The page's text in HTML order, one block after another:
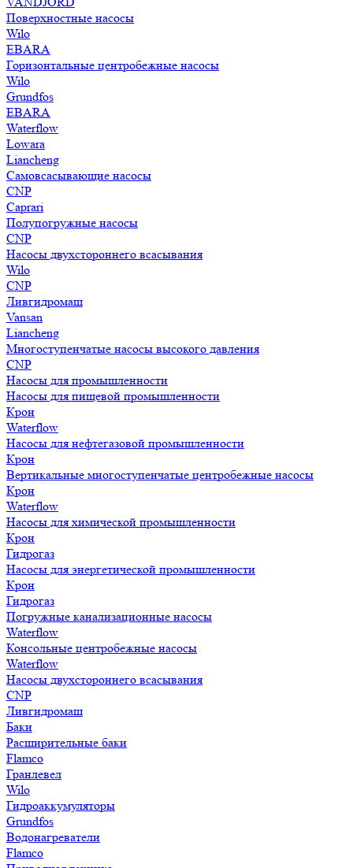
Поверхностные насосы
Wilo
EBARA
Горизонтальные центробежные насосы
Wilo
Grundfos
EBARA
Waterflow
Lowara
Liancheng
Самовсасывающие насосы
CNP
Caprari
Полупогружные насосы
CNP
Насосы двухстороннего всасывания
Wilo
CNP
Ливгидромаш
Vansan
Liancheng
Многоступенчатые насосы высокого давления
CNP
Насосы для промышленности
Насосы для пищевой промышленности
Крон
Waterflow
Насосы для нефтегазовой промышленности
Крон
Вертикальные многоступенчатые центробежные насосы
Крон
Waterflow
Насосы для химической промышленности
Крон
Гидрогаз
Насосы для энергетической промышленности
Крон
Гидрогаз
Погружные канализационные насосы
Waterflow
Консольные центробежные насосы
Waterflow
Насосы двухстороннего всасывания
CNP
Ливгидромаш
Баки
Расширительные баки
Flamco
Гранлевел
Wilo
Гидроаккумуляторы
Grundfos
Водонагреватели
Flamco